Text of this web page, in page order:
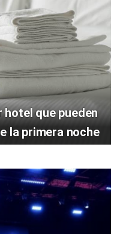
que pueden
la primera noche